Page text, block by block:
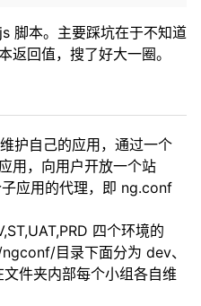
脚本。主要踩坑在于不知道
回值，搜了好大一圈。
护自己的应用，通过一个
用，向用户开放一个站
应用的代理，即 ng.conf
四个环境的
目录下面分为 dev、
件夹内部每个小组各自维